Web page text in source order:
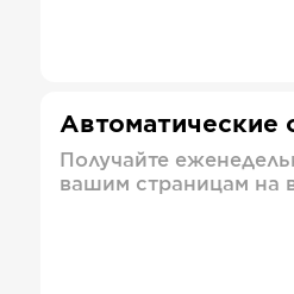
Автоматические
Получайте
вашим страницам на